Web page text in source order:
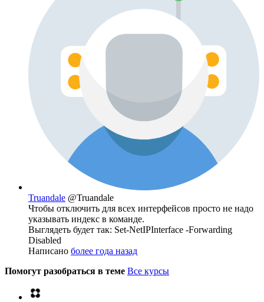
Truandale @Truandale
Чтобы отключить для всех интерфейсов просто не надо
указывать индекс в команде.
Выглядеть будет так: Set-NetIPInterface -Forwarding
Disabled
Написано более года назад
Помогут разобраться в теме Все курсы